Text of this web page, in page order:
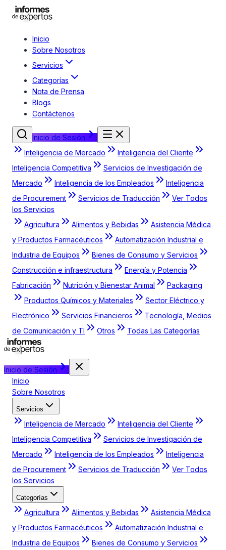
Inicio
Sobre Nosotros
Servicios
Categorías
Nota de Prensa
Blogs
Contáctenos
Inicio de Sesión
Inteligencia de Mercado
Inteligencia del Cliente
Inteligencia Competitiva
Servicios de Investigación de
Mercado
Inteligencia de los Empleados
Inteligencia
de Procurement
Servicios de Traducción
Ver Todos
los Servicios
Agricultura
Alimentos y Bebidas
Asistencia Médica
y Productos Farmacéuticos
Automatización Industrial e
Industria de Equipos
Bienes de Consumo y Servicios
Construcción e infraestructura
Energía y Potencia
Fabricación
Nutrición y Bienestar Animal
Packaging
Productos Químicos y Materiales
Sector Eléctrico y
Electrónico
Servicios Financieros
Tecnología, Medios
de Comunicación y TI
Otros Todas Las Categorías
Inicio de Sesión
Inicio
Sobre Nosotros
Servicios
Inteligencia de Mercado
Inteligencia del Cliente
Inteligencia Competitiva
Servicios de Investigación de
Mercado
Inteligencia de los Empleados
Inteligencia
de Procurement
Servicios de Traducción
Ver Todos
los Servicios
Categorías
Agricultura Alimentos y Bebidas
Asistencia Médica
y Productos Farmacéuticos
Automatización Industrial e
Industria de Equipos
Bienes de Consumo y Servicios